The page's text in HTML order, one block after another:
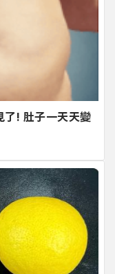
了! 肚子一天天變